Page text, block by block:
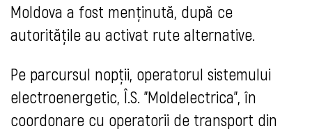
Moldova a fost menținută, după ce
autoritățile au activat rute alternative.
Pe parcursul nopții, operatorul sistemului
electroenergetic, Î.S. "Moldelectrica", în
coordonare cu operatorii de transport din